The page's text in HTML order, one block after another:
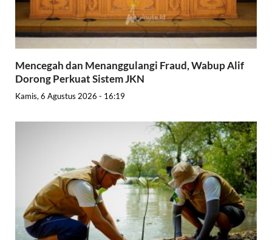
Mencegah dan Menanggulangi Fraud, Wabup Alif
Dorong Perkuat Sistem JKN
Kamis, 6 Agustus 2026 - 16:19